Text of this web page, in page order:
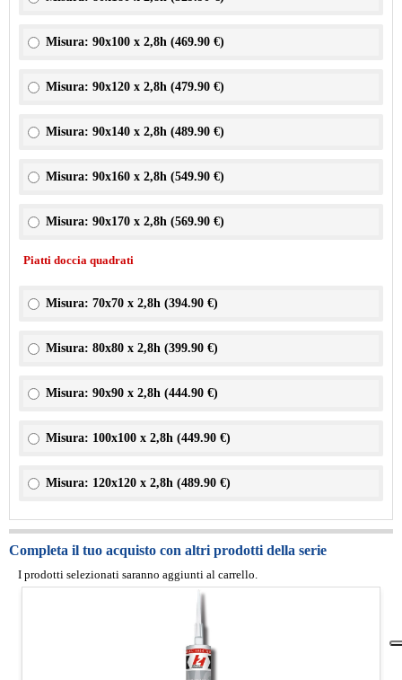
Misura: 90x100 x 2,8h (469.90 €)
Misura: 90x120 x 2,8h (479.90 €)
Misura: 90x140 x 2,8h (489.90 €)
Misura: 90x160 x 2,8h (549.90 €)
Misura: 90x170 x 2,8h (569.90 €)
Piatti doccia quadrati
Misura: 70x70 x 2,8h (394.90 €)
Misura: 80x80 x 2,8h (399.90 €)
Misura: 90x90 x 2,8h (444.90 €)
Misura: 100x100 x 2,8h (449.90 €)
Misura: 120x120 x 2,8h (489.90 €)
Completa il tuo acquisto con altri prodotti della serie
I prodotti selezionati saranno aggiunti al carrello.